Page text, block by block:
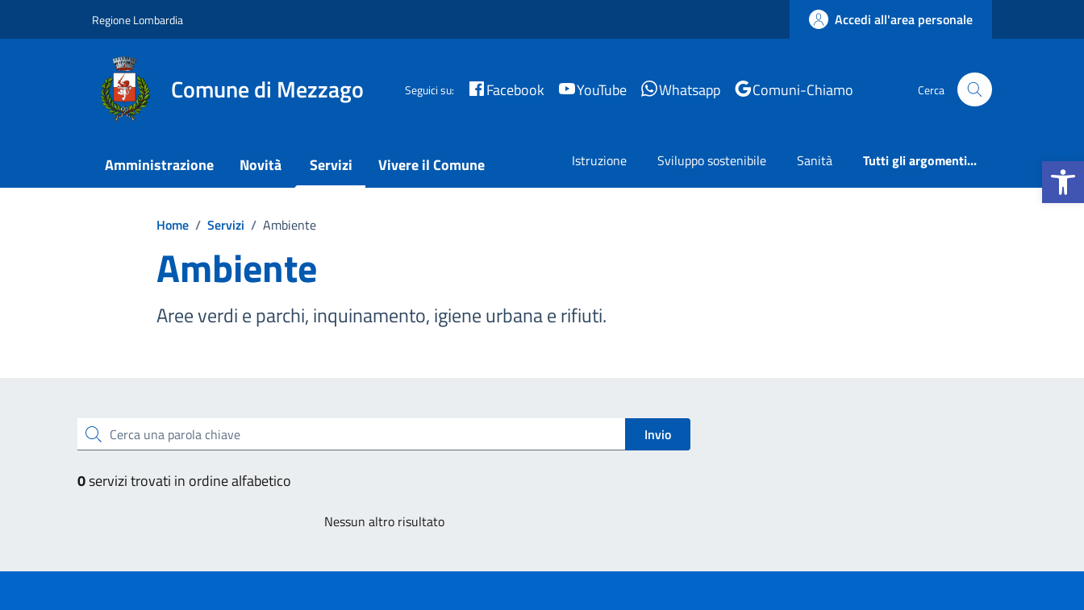
Apri la
Regione Lombardia Accedi all'area personale
Comune di Mezzago Seguici su: Facebook YouTube Whatsapp Comuni-Chiamo Cerca
Amministrazione Novità Servizi Vivere il Comune Istruzione Sviluppo sostenibile Sanità Tutti gli argomenti...
Home / Servizi / Ambiente
Ambiente
Aree verdi e parchi, inquinamento, igiene urbana e rifiuti.
Cerca una parola chiave Invio
0servizi trovati in ordine alfabetico
Nessun altro risultato